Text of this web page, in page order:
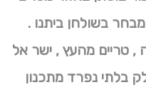
בשולחן ביתנו .
, טריים מהעץ , ישר אל
בלתי נפרד מתכנון